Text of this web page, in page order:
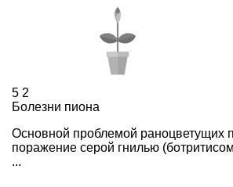
5 2
Болезни пиона
Основной проблемой раноцветущих
поражение серой гнилью
...